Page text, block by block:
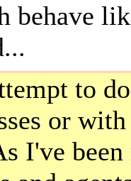
behave
to
or
I've